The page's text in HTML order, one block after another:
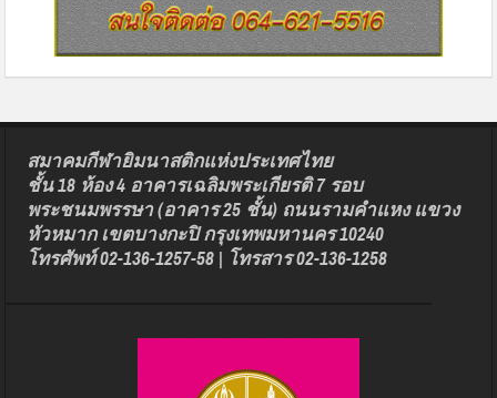
สมาคมกีฬายิมนาสติกแห่งประเทศไทย
ชั้น 18 ห้อง 4 อาคารเฉลิมพระเกียรติ 7 รอบ
พระชนมพรรษา (อาคาร 25 ชั้น) ถนนรามคำแหง แขวง
หัวหมาก เขตบางกะปิ กรุงเทพมหานคร 10240
โทรศัพท์ 02-136-1257-58 | โทรสาร 02-136-1258